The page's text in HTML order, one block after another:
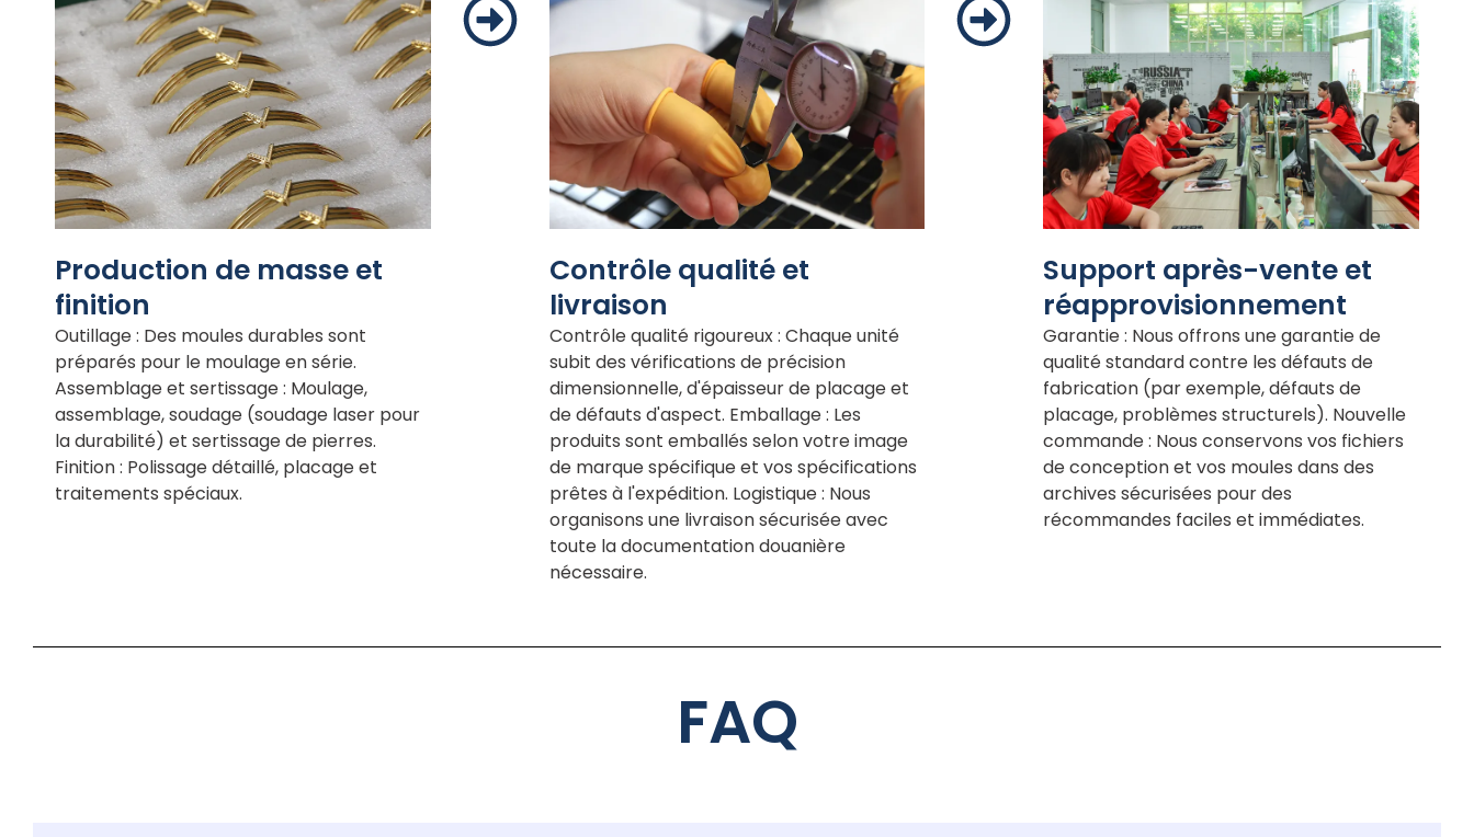
Production de masse et
finition
Outillage : Des moules durables sont
préparés pour le moulage en série.
Assemblage et sertissage : Moulage,
assemblage, soudage (soudage laser pour
la durabilité) et sertissage de pierres.
Finition : Polissage détaillé, placage et
traitements spéciaux.
Contrôle qualité et
livraison
Contrôle qualité rigoureux : Chaque unité
subit des vérifications de précision
dimensionnelle, d'épaisseur de placage et
de défauts d'aspect. Emballage : Les
produits sont emballés selon votre image
de marque spécifique et vos spécifications
prêtes à l'expédition. Logistique : Nous
organisons une livraison sécurisée avec
toute la documentation douanière
nécessaire.
Support après-vente et
réapprovisionnement
Garantie : Nous offrons une garantie de
qualité standard contre les défauts de
fabrication (par exemple, défauts de
placage, problèmes structurels). Nouvelle
commande : Nous conservons vos fichiers
de conception et vos moules dans des
archives sécurisées pour des
récommandes faciles et immédiates.
FAQ